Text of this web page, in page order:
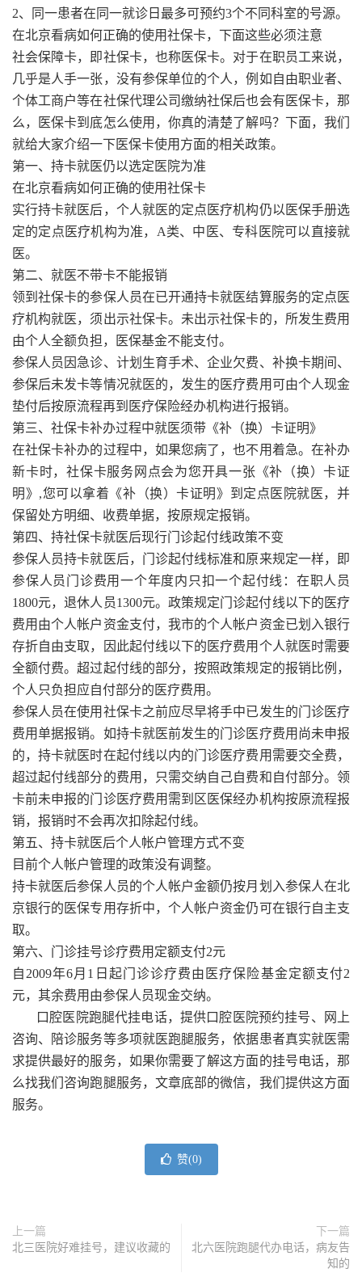
2、同一患者在同一就诊日最多可预约3个不同科室的号源。
在北京看病如何正确的使用社保卡，下面这些必须注意
社会保障卡，即社保卡，也称医保卡。对于在职员工来说，
几乎是人手一张，没有参保单位的个人，例如自由职业者、
个体工商户等在社保代理公司缴纳社保后也会有医保卡，那
么，医保卡到底怎么使用，你真的清楚了解吗？下面，我们
就给大家介绍一下医保卡使用方面的相关政策。
第一、持卡就医仍以选定医院为准
在北京看病如何正确的使用社保卡
实行持卡就医后，个人就医的定点医疗机构仍以医保手册选
定的定点医疗机构为准，A类、中医、专科医院可以直接就
医。
第二、就医不带卡不能报销
领到社保卡的参保人员在已开通持卡就医结算服务的定点医
疗机构就医，须出示社保卡。未出示社保卡的，所发生费用
由个人全额负担，医保基金不能支付。
参保人员因急诊、计划生育手术、企业欠费、补换卡期间、
参保后未发卡等情况就医的，发生的医疗费用可由个人现金
垫付后按原流程再到医疗保险经办机构进行报销。
第三、社保卡补办过程中就医须带《补（换）卡证明》
在社保卡补办的过程中，如果您病了，也不用着急。在补办
新卡时，社保卡服务网点会为您开具一张《补（换）卡证
明》,您可以拿着《补（换）卡证明》到定点医院就医，并
保留处方明细、收费单据，按原规定报销。
第四、持社保卡就医后现行门诊起付线政策不变
参保人员持卡就医后，门诊起付线标准和原来规定一样，即
参保人员门诊费用一个年度内只扣一个起付线：在职人员
1800元，退休人员1300元。政策规定门诊起付线以下的医疗
费用由个人帐户资金支付，我市的个人帐户资金已划入银行
存折自由支取，因此起付线以下的医疗费用个人就医时需要
全额付费。超过起付线的部分，按照政策规定的报销比例，
个人只负担应自付部分的医疗费用。
参保人员在使用社保卡之前应尽早将手中已发生的门诊医疗
费用单据报销。如持卡就医前发生的门诊医疗费用尚未申报
的，持卡就医时在起付线以内的门诊医疗费用需要交全费，
超过起付线部分的费用，只需交纳自己自费和自付部分。领
卡前未申报的门诊医疗费用需到区医保经办机构按原流程报
销，报销时不会再次扣除起付线。
第五、持卡就医后个人帐户管理方式不变
目前个人帐户管理的政策没有调整。
持卡就医后参保人员的个人帐户金额仍按月划入参保人在北
京银行的医保专用存折中，个人帐户资金仍可在银行自主支
取。
第六、门诊挂号诊疗费用定额支付2元
自2009年6月1日起门诊诊疗费由医疗保险基金定额支付2
元，其余费用由参保人员现金交纳。
口腔医院跑腿代挂电话，提供口腔医院预约挂号、网上
咨询、陪诊服务等多项就医跑腿服务，依据患者真实就医需
求提供最好的服务，如果你需要了解这方面的挂号电话，那
么找我们咨询跑腿服务，文章底部的微信，我们提供这方面
服务。
赞(0)
上一篇
北三医院好难挂号，建议收藏的
下一篇
北六医院跑腿代办电话，病友告
知的